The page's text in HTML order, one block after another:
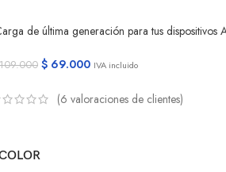
de última generación para tus
$ 69.000 IVA incluido
(6 valoraciones de clientes)